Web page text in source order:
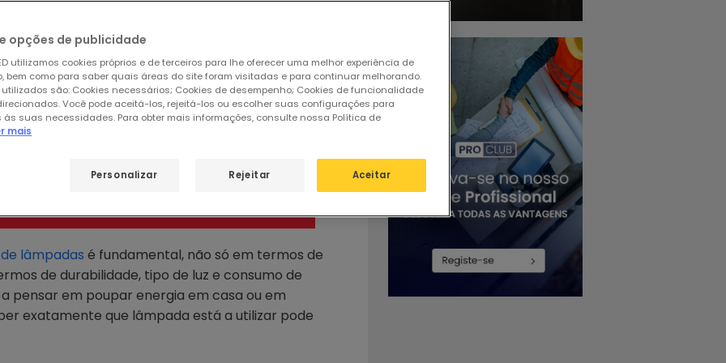
(lâmpadas fluorescentes compactas ou
uma lâmpada e se perguntou: «Esta lâmpada é
Este guia foi concebido para responder a essa
visual e não técnica.
lâmpadas é fundamental, não só em termos de
de durabilidade, tipo de luz e consumo de
pensar em poupar energia em casa ou em
exatamente que lâmpada está a utilizar pode
opções de publicidade
utilizamos cookies próprios e de terceiros para lhe oferecer uma melhor experiência de
bem como para saber quais áreas do site foram visitadas e para continuar melhorando.
utilizados são: Cookies necessários; Cookies de desempenho; Cookies de funcionalidade
Você pode aceitá-los, rejeitá-los ou escolher suas configurações para
suas necessidades. Para obter mais informações, consulte nossa Política de
mais
Rejeitar Aceitar
Personalizar